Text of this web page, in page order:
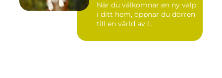
När du välkomnar en ny valp
i ditt hem, öppnar du dörren
till en värld av l...